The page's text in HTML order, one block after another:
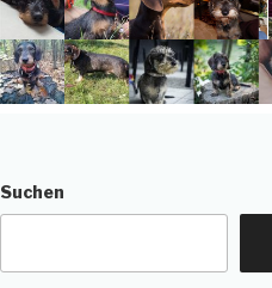
Suchen